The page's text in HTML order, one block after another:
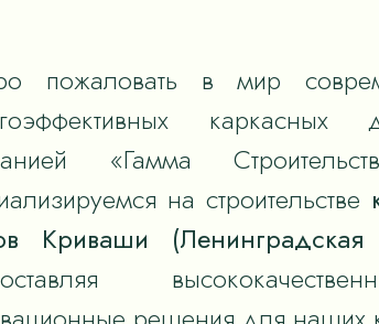
пожаловать в мир
«Гамма
на строительстве
Криваши (Ленинградская